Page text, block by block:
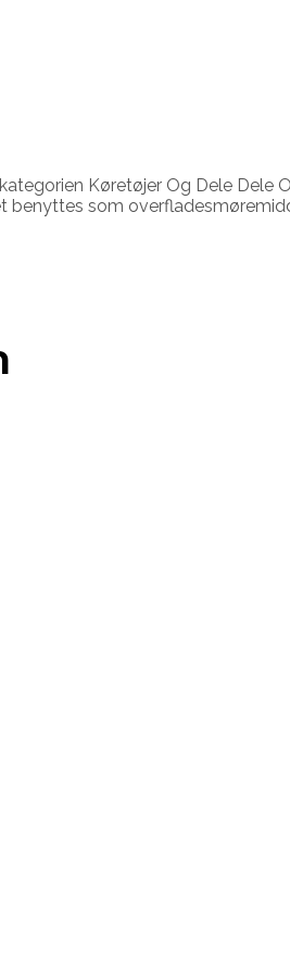
Køretøjer Og Dele
benyttes som